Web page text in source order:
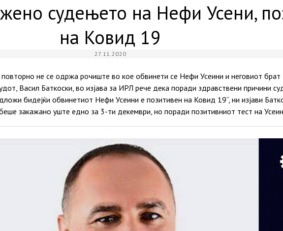
судењето на Нефи Усени,
на Ковид 19
27.11.2020
не се одржа рочиште во кое обвинети се Нефи Усеини и неговиот
Васил Баткоски, во изјава за ИРЛ рече дека поради здравствени причини
бидејќи обвинетиот Нефи Усеини е позитивен на Ковид 19“, ни изјави
закажано уште едно за 3-ти декември, но поради позитивниот тест на